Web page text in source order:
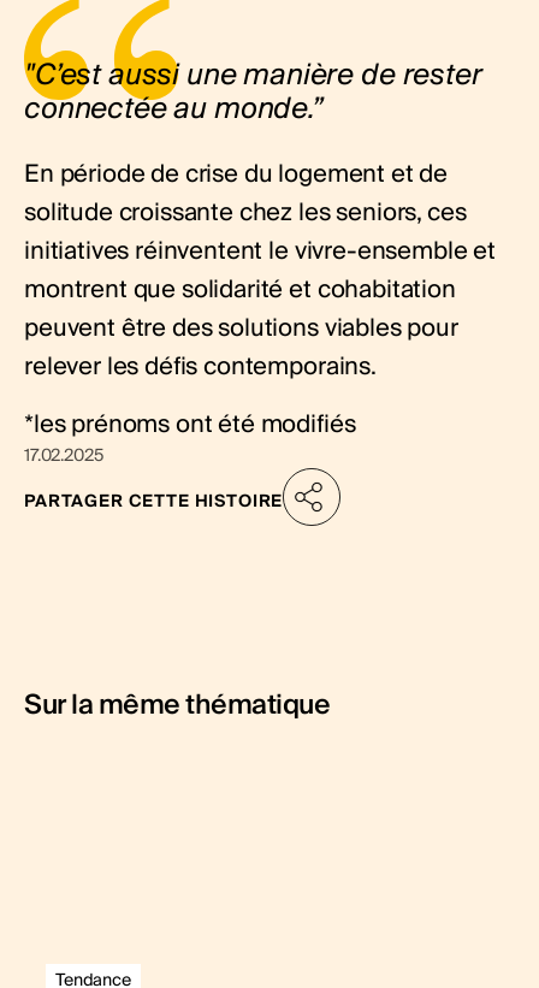
"C’est aussi une manière de rester
connectée au monde.”
En période de crise du logement et de
solitude croissante chez les seniors, ces
initiatives réinventent le vivre-ensemble et
montrent que solidarité et cohabitation
peuvent être des solutions viables pour
relever les défis contemporains.
*les prénoms ont été modifiés
17.02.2025
PARTAGER CETTE HISTOIRE
Sur la même thématique
Tendance